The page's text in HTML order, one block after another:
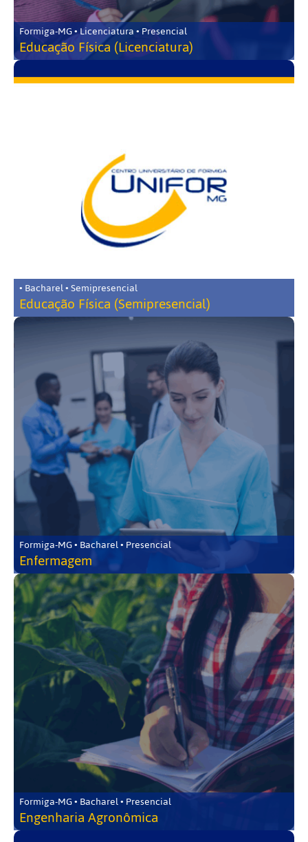
Formiga-MG • Licenciatura • Presencial
Educação Física (Licenciatura)
• Bacharel • Semipresencial
Educação Física (Semipresencial)
Formiga-MG • Bacharel • Presencial
Enfermagem
Formiga-MG • Bacharel • Presencial
Engenharia Agronômica